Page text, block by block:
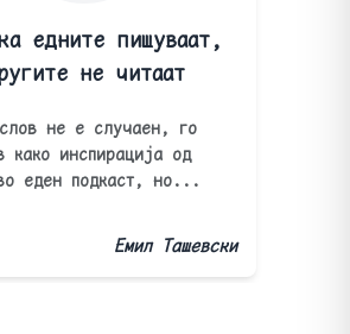
едните пишуваат,
не читаат
не е случаен, го
како инспирација од
еден подкаст, но...
Емил Ташевски